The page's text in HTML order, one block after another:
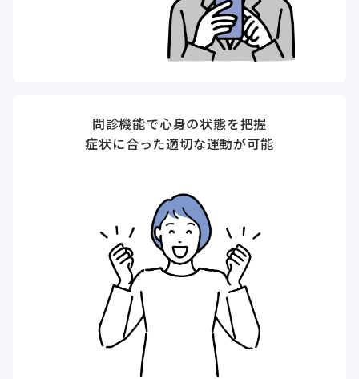
問診機能で心身の状態を把握
症状に合った適切な運動が可能